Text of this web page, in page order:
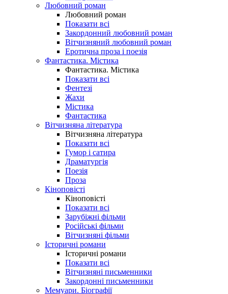
Любовний роман
Любовний роман
Показати всі
Закордонний любовний роман
Вітчизняний любовний роман
Еротична проза і поезія
Фантастика. Містика
Фантастика. Містика
Показати всі
Фентезі
Жахи
Містика
Фантастика
Вітчизняна література
Вітчизняна література
Показати всі
Гумор і сатира
Драматургія
Поезія
Проза
Кіноповісті
Кіноповісті
Показати всі
Зарубіжні фільми
Російські фільми
Вітчизняні фільми
Історичні романи
Історичні романи
Показати всі
Вітчизняні письменники
Закордонні письменники
Мемуари. Біографії